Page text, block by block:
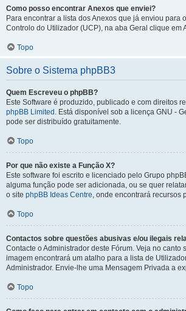
Como posso encontrar Anexos que enviei?
Para encontrar a lista dos Anexos que já enviou para
Controlo do Utilizador (UCP), na aba Geral clique em
Topo
Sobre o Sistema phpBB3
Quem Escreveu o phpBB?
Este Software é produzido, publicado e com direitos
phpBB Limited . Está disponível sob a licença GNU -
pode ser distribuído gratuitamente.
Topo
Por que não existe a Função X?
Este software foi escrito e licenciado pelo Grupo
alguma função pode ser adicionada, ou se quer
o site phpBB Ideas Centre, onde encontrará recursos
Topo
Contactos sobre questões abusivas e/ou ilegais
Contacte o Administrador deste Fórum. Veja no canto
imagem encontrará um atalho para a lista de
Administrador. Envie-lhe uma Mensagem Privada a
Topo